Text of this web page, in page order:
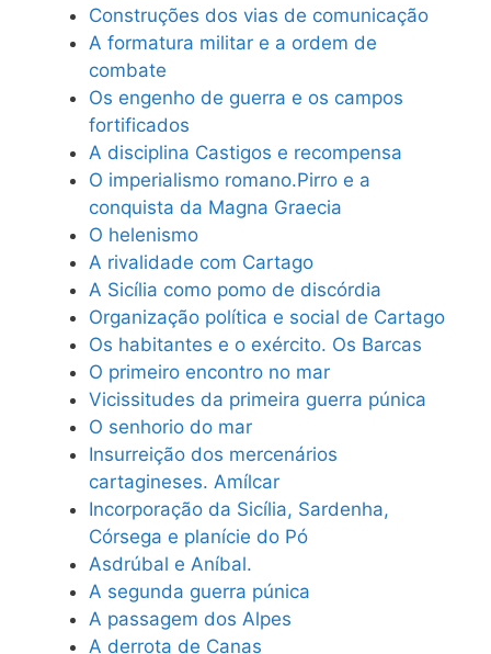
Construções dos vias de comunicação
A formatura militar e a ordem de
combate
Os engenho de guerra e os campos
fortificados
A disciplina Castigos e recompensa
O imperialismo romano.Pirro e a
conquista da Magna Graecia
O helenismo
A rivalidade com Cartago
A Sicília como pomo de discórdia
Organização política e social de Cartago
Os habitantes e o exército. Os Barcas
O primeiro encontro no mar
Vicissitudes da primeira guerra púnica
O senhorio do mar
Insurreição dos mercenários
cartagineses. Amílcar
Incorporação da Sicília, Sardenha,
Córsega e planície do Pó
Asdrúbal e Aníbal.
A segunda guerra púnica
A passagem dos Alpes
A derrota de Canas